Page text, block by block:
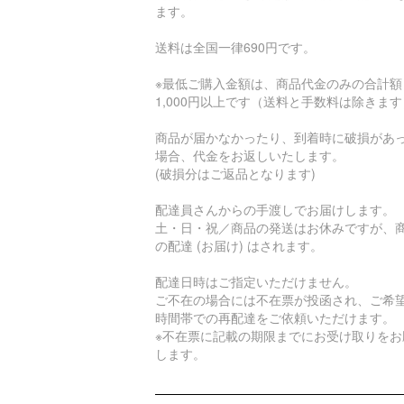
ます。
送料は全国一律690円です。
※最低ご購入金額は、商品代金のみの合計額
1,000円以上です（送料と手数料は除きます
商品が届かなかったり、到着時に破損があ
場合、代金をお返しいたします。
(破損分はご返品となります)
配達員さんからの手渡しでお届けします。
土・日・祝／商品の発送はお休みですが、
の配達 (お届け) はされます。
配達日時はご指定いただけません。
ご不在の場合には不在票が投函され、ご希
時間帯での再配達をご依頼いただけます。
※不在票に記載の期限までにお受け取りを
します。